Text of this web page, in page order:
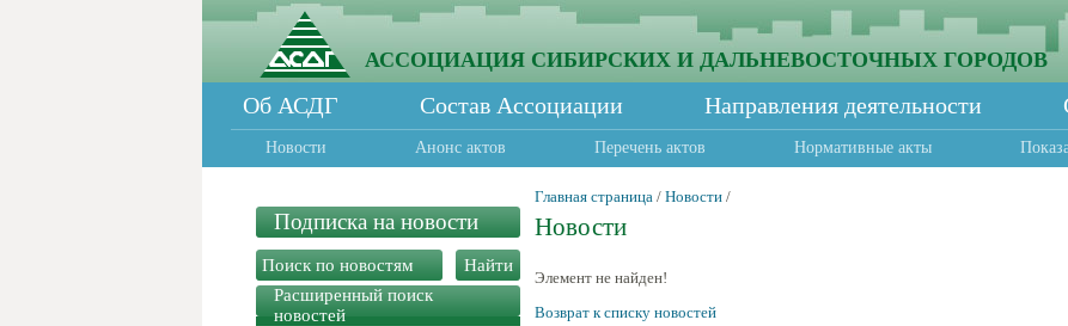
АССОЦИАЦИЯ СИБИРСКИХ И ДАЛЬНЕВОСТОЧНЫХ ГОРОДОВ
Об АСДГ Состав Ассоциации Направления деятельности
Новости Анонс актов Перечень актов Нормативные акты
Подписка на новости
Расширенный поиск
новостей
Главная страница / Новости /
Новости
Элемент не найден!
Возврат к списку новостей